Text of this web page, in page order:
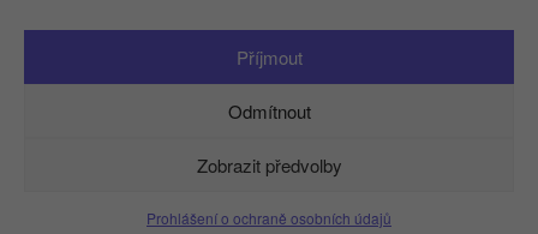
Příjmout
Odmítnout
Zobrazit předvolby
Prohlášení o ochraně osobních údajů
Facebook
LinkedIn
Instagram
YouTube
Spotify
TikTok